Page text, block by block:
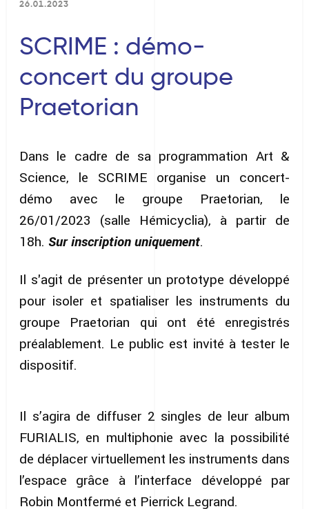
26.01.2023
SCRIME : démo-
concert du groupe
Praetorian
Dans le cadre de sa programmation Art &
Science, le SCRIME organise un concert-
démo avec le groupe Praetorian, le
26/01/2023 (salle Hémicyclia), à partir de
18h. Sur inscription uniquement.
Il s'agit de présenter un prototype développé
pour isoler et spatialiser les instruments du
groupe Praetorian qui ont été enregistrés
préalablement. Le public est invité à tester le
dispositif.
Il s’agira de diffuser 2 singles de leur album
FURIALIS, en multiphonie avec la possibilité
de déplacer virtuellement les instruments dans
l’espace grâce à l’interface développé par
Robin Montfermé et Pierrick Legrand.